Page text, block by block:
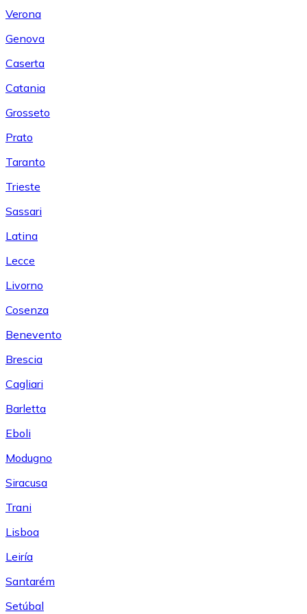
Verona
Genova
Caserta
Catania
Grosseto
Prato
Taranto
Trieste
Sassari
Latina
Lecce
Livorno
Cosenza
Benevento
Brescia
Cagliari
Barletta
Eboli
Modugno
Siracusa
Trani
Lisboa
Leiría
Santarém
Setúbal